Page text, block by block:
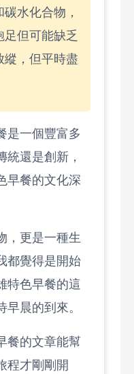
水化合物，
但可能缺乏
縱，但平時盡
是一個豐富多
統還是創新，
早餐的文化深
，更是一種生
都覺得是開始
特色早餐的這
晨的到來。
餐的文章能幫
程才剛剛開